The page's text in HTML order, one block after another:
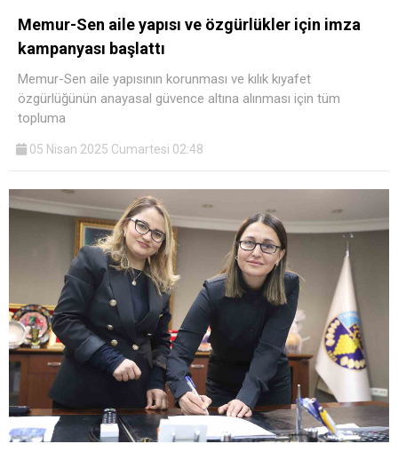
Memur-Sen aile yapısı ve özgürlükler için imza
kampanyası başlattı
Memur-Sen aile yapısının korunması ve kılık kıyafet
özgürlüğünün anayasal güvence altına alınması için tüm
topluma
05 Nisan 2025 Cumartesi 02:48